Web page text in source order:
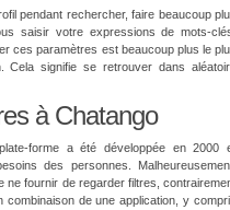
pendant rechercher, faire beaucoup
saisir votre expressions de mots-
ces paramètres est beaucoup plus le
Cela signifie se retrouver dans
à Chatango
forme a été développée en 2000
des personnes.
ne fournir de regarder filtres,
de une application, y